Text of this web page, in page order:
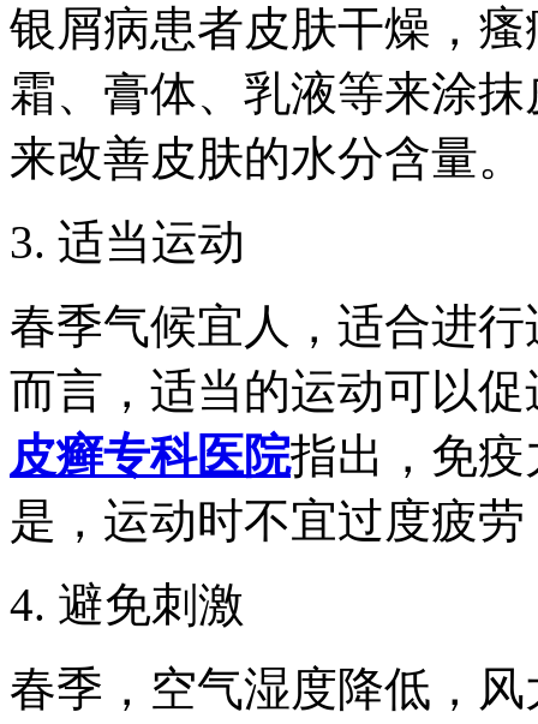
银屑病患者皮肤干燥，
霜、膏体、乳液等来涂
来改善皮肤的水分含量。
3. 适当运动
春季气候宜人，适合进
而言，适当的运动可以
皮癣专科医院指出，免
是，运动时不宜过度疲
4. 避免刺激
春季，空气湿度降低，